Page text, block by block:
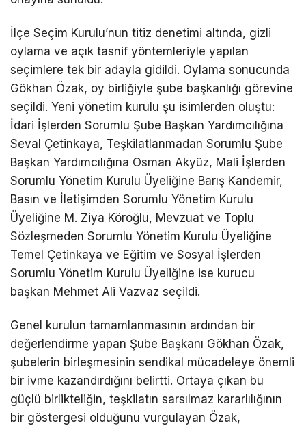
İlçe Seçim Kurulu’nun titiz denetimi altında, gizli
oylama ve açık tasnif yöntemleriyle yapılan
seçimlere tek bir adayla gidildi. Oylama sonucunda
Gökhan Özak, oy birliğiyle şube başkanlığı görevine
seçildi. Yeni yönetim kurulu şu isimlerden oluştu:
İdari İşlerden Sorumlu Şube Başkan Yardımcılığına
Seval Çetinkaya, Teşkilatlanmadan Sorumlu Şube
Başkan Yardımcılığına Osman Akyüz, Mali İşlerden
Sorumlu Yönetim Kurulu Üyeliğine Barış Kandemir,
Basın ve İletişimden Sorumlu Yönetim Kurulu
Üyeliğine M. Ziya Köroğlu, Mevzuat ve Toplu
Sözleşmeden Sorumlu Yönetim Kurulu Üyeliğine
Temel Çetinkaya ve Eğitim ve Sosyal İşlerden
Sorumlu Yönetim Kurulu Üyeliğine ise kurucu
başkan Mehmet Ali Vazvaz seçildi.
Genel kurulun tamamlanmasının ardından bir
değerlendirme yapan Şube Başkanı Gökhan Özak,
şubelerin birleşmesinin sendikal mücadeleye önemli
bir ivme kazandırdığını belirtti. Ortaya çıkan bu
güçlü birlikteliğin, teşkilatın sarsılmaz kararlılığının
bir göstergesi olduğunu vurgulayan Özak,